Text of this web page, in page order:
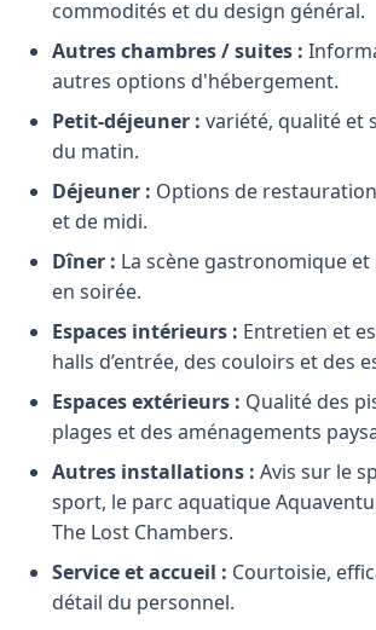
commodités et du design général.
Autres chambres / suites :
autres options d'hébergement.
Petit-déjeuner : variété, qualité et
du matin.
Déjeuner : Options de
et de midi.
Dîner : La scène gastronomique
en soirée.
Espaces intérieurs : Entretien et
halls d’entrée, des couloirs et des
Espaces extérieurs : Qualité des
plages et des aménagements
Autres installations : Avis sur le
sport, le parc aquatique
The Lost Chambers.
Service et accueil : Courtoisie,
détail du personnel.